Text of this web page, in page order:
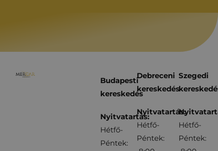
Budapesti
kereskedés
Nyitvatartás:
Hétfő-
Péntek:
Debreceni
kereskedés
Nyitvatartás:
Hétfő-
Péntek:
Szegedi
Hétfő-
Péntek: